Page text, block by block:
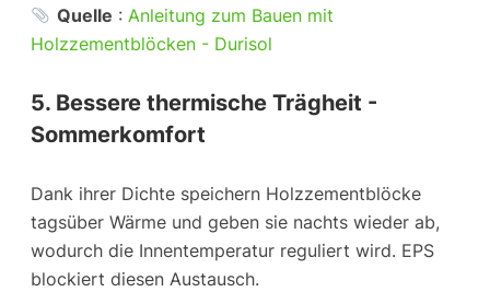
Quelle : Anleitung zum Bauen mit
Holzzementblöcken - Durisol
5. Bessere thermische Trägheit -
Sommerkomfort
Dank ihrer Dichte speichern Holzzementblöcke
tagsüber Wärme und geben sie nachts wieder ab,
wodurch die Innentemperatur reguliert wird. EPS
blockiert diesen Austausch.